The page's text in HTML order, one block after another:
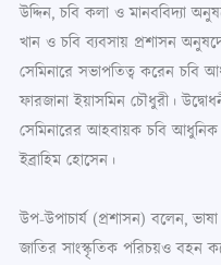
উদ্দিন, চবি কলা ও মানববিদ্যা
খান ও চবি ব্যবসায় প্রশাসন
সেমিনারে সভাপতিত্ব করেন চবি
ফারজানা ইয়াসমিন চৌধুরী।
সেমিনারের আহবায়ক চবি আধুনিক
ইব্রাহিম হোসেন।
উপ-উপাচার্য (প্রশাসন) বলেন,
জাতির সাংস্কৃতিক পরিচয়ও বহন